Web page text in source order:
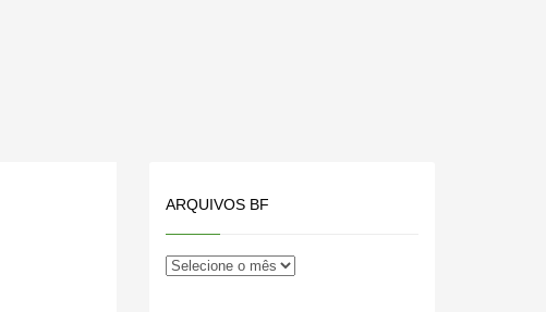
ARQUIVOS BF